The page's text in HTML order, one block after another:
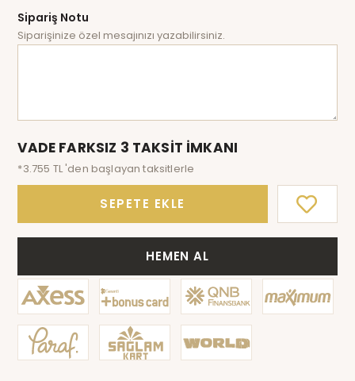
Sipariş Notu
Siparişinize özel mesajınızı yazabilirsiniz.
VADE FARKSIZ 3 TAKSİT İMKANI
*3.755 TL 'den başlayan taksitlerle
SEPETE EKLE
HEMEN AL